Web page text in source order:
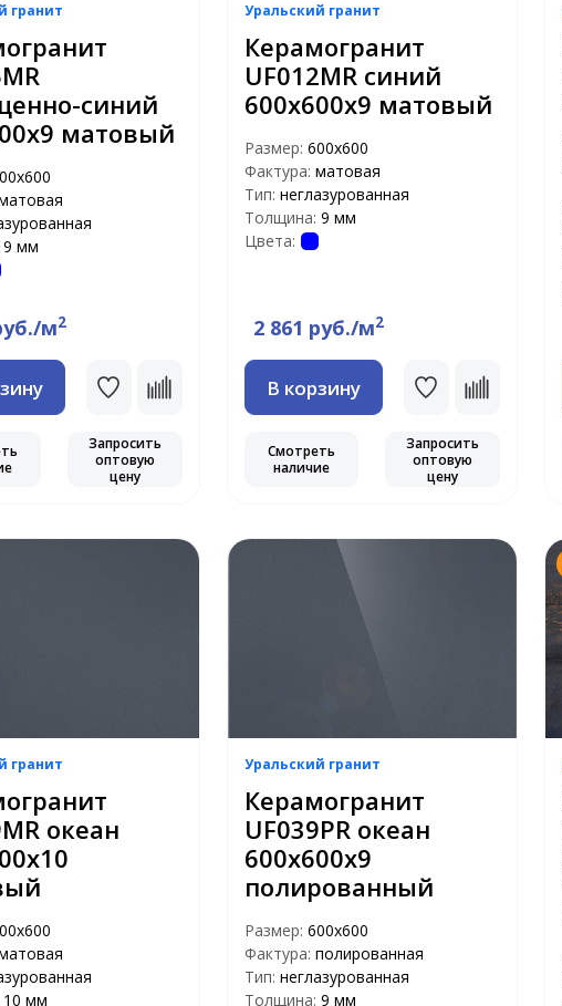
гранит
синий
матовый
9 мм
м2
Запросить
оптовую
цену
Уральский гранит
Керамогранит
UF012MR синий
600x600x9 матовый
Размер: 600х600
Фактура: матовая
Тип: неглазурованная
Толщина: 9 мм
Цвета:
2 861 руб./м2
В корзину
Смотреть
наличие
Запросить
оптовую
цену
гранит
океан
10 мм
Уральский гранит
Керамогранит
UF039PR океан
600х600х9
полированный
Размер: 600х600
Фактура: полированная
Тип: неглазурованная
Толщина: 9 мм